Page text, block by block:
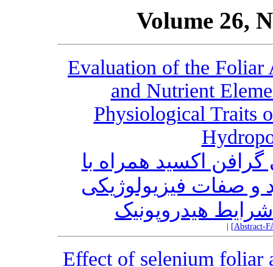
Volume 26,
Evaluation of the Foliar
and Nutrient
Physiological Traits
اکسید همراه با
و صفات فیزیولوژیکی
هیدروپونیک
[Abstract-
Effect of selenium foliar